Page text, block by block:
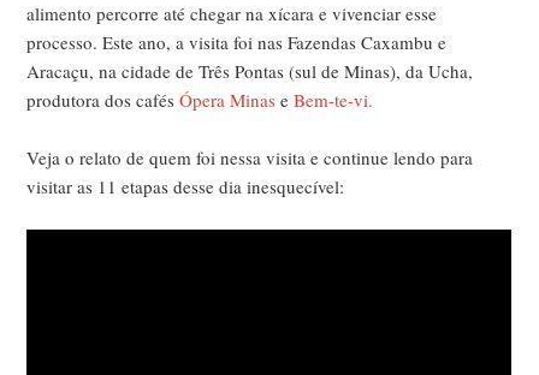
alimento percorre até chegar na xícara e vivenciar esse
processo. Este ano, a visita foi nas Fazendas Caxambu e
Aracaçu, na cidade de Três Pontas (sul de Minas), da Ucha,
produtora dos cafésÓpera Minas eBem-te-vi.
Veja o relato de quem foi nessa visita e continue lendo para
visitar as 11 etapas desse dia inesquecível: